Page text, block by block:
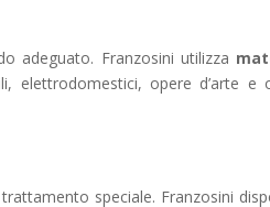
adeguato. Franzosini utilizza
elettrodomestici, opere d’arte
speciale. Franzosini